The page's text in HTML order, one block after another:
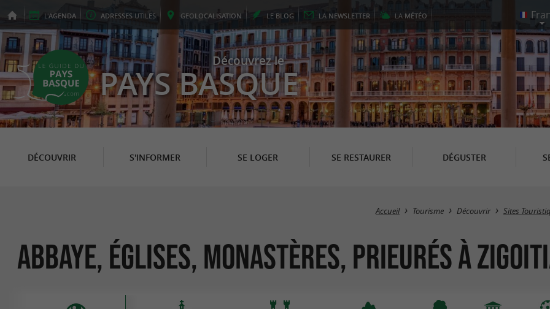
L'AGENDA ADRESSES UTILES GEOLOCALISATION LE BLOG LA NEWSLETTER LA MÉTÉO
Découvrez le
PAYS BASQUE
DÉCOUVRIR S'INFORMER SE LOGER SE RESTAURER DÉGUSTER
Accueil Tourisme Découvrir Sites
Abbaye, Églises, Monastères, Prieurés à